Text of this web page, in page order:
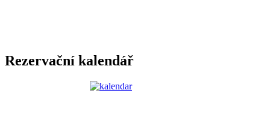
Rezervační kalendář